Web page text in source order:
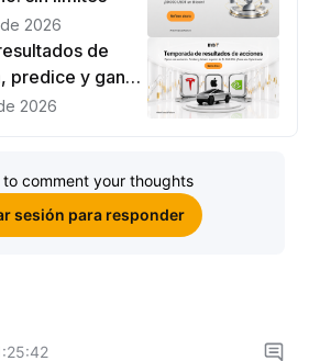
2026
de
predice y gana
2026
to comment your thoughts
sesión para responder